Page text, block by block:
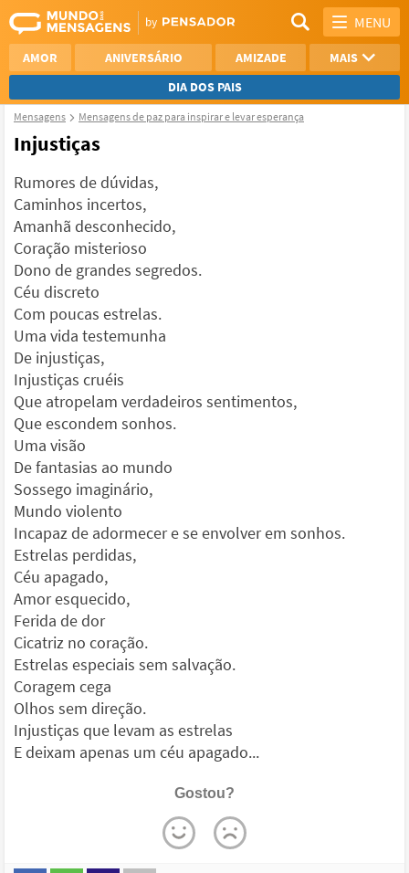
MENU
AMOR ANIVERSÁRIO AMIZADE
MAIS
DIA DOS PAIS
NAMORO
Mensagens Mensagens de paz para inspirar e levar esperança
Injustiças
Rumores de dúvidas,
Caminhos incertos,
Amanhã desconhecido,
Coração misterioso
Dono de grandes segredos.
Céu discreto
Com poucas estrelas.
Uma vida testemunha
De injustiças,
Injustiças cruéis
Que atropelam verdadeiros sentimentos,
Que escondem sonhos.
Uma visão
De fantasias ao mundo
Sossego imaginário,
Mundo violento
Incapaz de adormecer e se envolver em sonhos.
Estrelas perdidas,
Céu apagado,
Amor esquecido,
Ferida de dor
Cicatriz no coração.
Estrelas especiais sem salvação.
Coragem cega
Olhos sem direção.
Injustiças que levam as estrelas
E deixam apenas um céu apagado...
Gostou?